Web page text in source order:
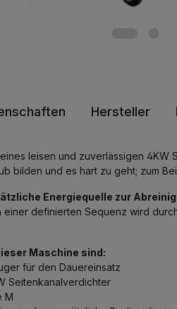
Hersteller
leisen und zuverlässigen 4KW
bilden und es hart zu geht; zum
Energiequelle zur
einer definierten Sequenz wird
Maschine sind:
für den Dauereinsatz
Seitenkanalverdichter
M